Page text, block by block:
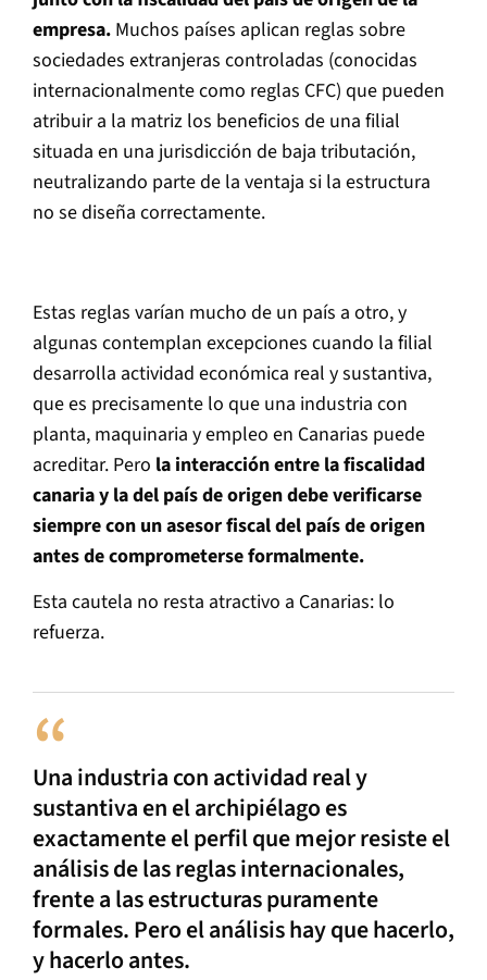
empresa. Muchos países aplican reglas sobre
sociedades extranjeras controladas (conocidas
internacionalmente como reglas CFC) que pueden
atribuir a la matriz los beneficios de una filial
situada en una jurisdicción de baja tributación,
neutralizando parte de la ventaja si la estructura
no se diseña correctamente.
Estas reglas varían mucho de un país a otro, y
algunas contemplan excepciones cuando la filial
desarrolla actividad económica real y sustantiva,
que es precisamente lo que una industria con
planta, maquinaria y empleo en Canarias puede
acreditar. Pero la interacción entre la fiscalidad
canaria y la del país de origen debe verificarse
siempre con un asesor fiscal del país de origen
antes de comprometerse formalmente.
Esta cautela no resta atractivo a Canarias: lo
refuerza.
Una industria con actividad real y
sustantiva en el archipiélago es
exactamente el perfil que mejor resiste el
análisis de las reglas internacionales,
frente a las estructuras puramente
formales. Pero el análisis hay que hacerlo,
y hacerlo antes.